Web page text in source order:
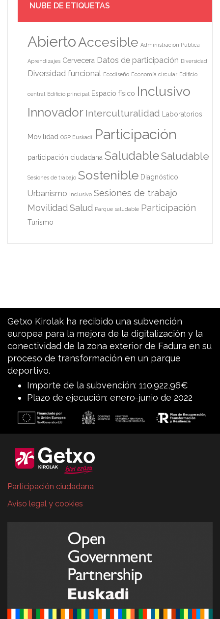
NUBE DE ETIQUETAS
AbiertoAccesible Administración Pública
Aprendizajes Cervecera Datos de participación Diversidad
Diversidad funcional Ecodiseño Economía circular Edificio
central Edificio principal Espacio físico Inclusivo
Innovador Interculturalidad Laboratorios
Movilidad OGP Euskadi Participación
participación ciudadana SaludableSaludable
Sesiones de trabajo Sostenible Diagnóstico
Urbanismo Inclusivo Sesiones de trabajo
Movilidad Salud Parque saludable Participación
Turismo
Getxo Kirolak ha recibido una subvención
europea para la mejora de la digitalización y la
conectividad de la zona exterior de Fadura en su
proceso de transformación en un parque
deportivo.
Importe de la subvención: 110.922,96€
Plazo de ejecución: enero-junio de 2022
Participación ciudadana
Aviso legal y cookies